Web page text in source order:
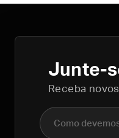
Junte-
Receba
Nome completo